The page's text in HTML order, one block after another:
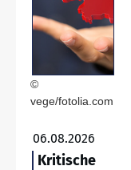
©
vege/fotolia.com
06.08.2026
Kritische